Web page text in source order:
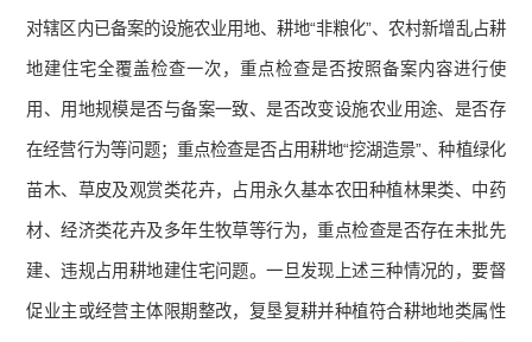
对辖区内已备案的设施农业用地、耕地“非粮化”、农村新增乱占耕
地建住宅全覆盖检查一次，重点检查是否按照备案内容进行使
用、用地规模是否与备案一致、是否改变设施农业用途、是否存
在经营行为等问题；重点检查是否占用耕地“挖湖造景”、种植绿化
苗木、草皮及观赏类花卉，占用永久基本农田种植林果类、中药
材、经济类花卉及多年生牧草等行为，重点检查是否存在未批先
建、违规占用耕地建住宅问题。一旦发现上述三种情况的，要督
促业主或经营主体限期整改，复垦复耕并种植符合耕地地类属性